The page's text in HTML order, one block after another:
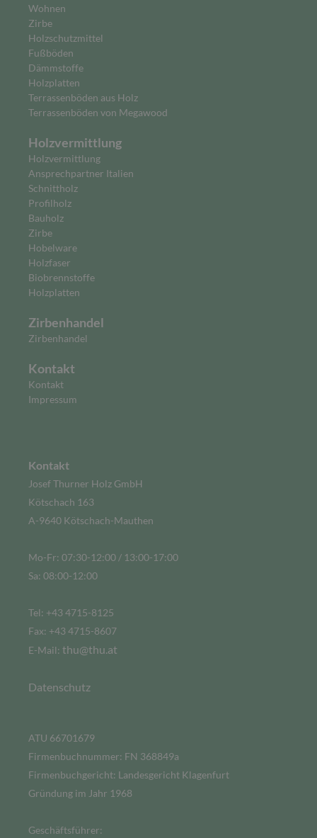
Wohnen
Zirbe
Holzschutzmittel
Fußböden
Dämmstoffe
Holzplatten
Terrassenböden aus Holz
Terrassenböden von Megawood
Holzvermittlung
Holzvermittlung
Ansprechpartner Italien
Schnittholz
Profilholz
Bauholz
Zirbe
Hobelware
Holzfaser
Biobrennstoffe
Holzplatten
Zirbenhandel
Zirbenhandel
Kontakt
Kontakt
Impressum
Kontakt
Josef Thurner Holz GmbH
Kötschach 163
A-9640 Kötschach-Mauthen
Mo-Fr: 07:30-12:00 / 13:00-17:00
Sa: 08:00-12:00
Tel: +43 4715-8125
Fax: +43 4715-8607
E-Mail: thu@thu.at
Datenschutz
ATU 66701679
Firmenbuchnummer: FN 368849a
Firmenbuchgericht: Landesgericht Klagenfurt
Gründung im Jahr 1968
Geschäftsführer: